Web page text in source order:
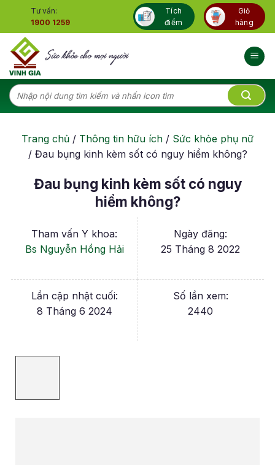
content
Tư vấn:
1900 1259
Tích
điểm
Giỏ
hàng
Tìm
kiếm:
Trang chủ / Thông tin hữu ích / Sức khỏe phụ nữ
/ Đau bụng kinh kèm sốt có nguy hiểm không?
Đau bụng kinh kèm sốt có nguy
hiểm không?
Tham vấn Y khoa:
Bs Nguyễn Hồng Hải
Ngày đăng:
25 Tháng 8 2022
Lần cập nhật cuối:
8 Tháng 6 2024
Số lần xem:
2440